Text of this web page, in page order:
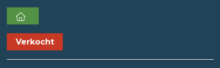
Verkocht